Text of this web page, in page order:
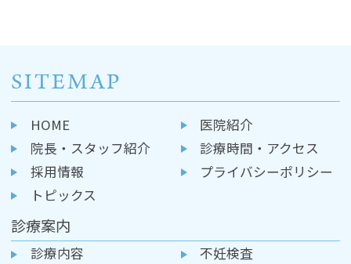
SITEMAP
HOME
医院紹介
院長・スタッフ紹介
診療時間・アクセス
採用情報
プライバシーポリシー
トピックス
診療案内
診療内容
不妊検査